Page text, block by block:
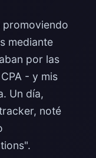
promoviendo
mediante
por las
- y mis
Un día,
noté